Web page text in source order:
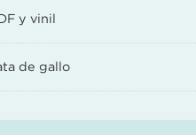
y vinil
de gallo